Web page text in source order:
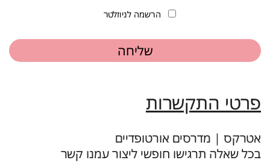
הרשמה לניוזלטר
פרטי התקשרות
אטרקס | מדרסים אורטופדיים
בכל שאלה תרגישו חופשי ליצור עמנו קשר